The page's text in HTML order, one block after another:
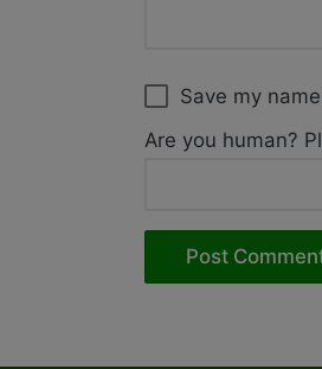
Save my
Are you human?